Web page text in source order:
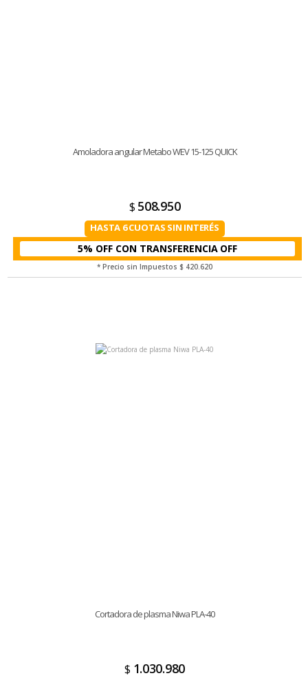
Amoladora angular Metabo WEV 15-125 QUICK
$ 508.950
HASTA 6 CUOTAS SIN INTERÉS
5% OFF CON TRANSFERENCIA
* Precio sin Impuestos $ 420.620
Cortadora de plasma Niwa PLA-40
$ 1.030.980